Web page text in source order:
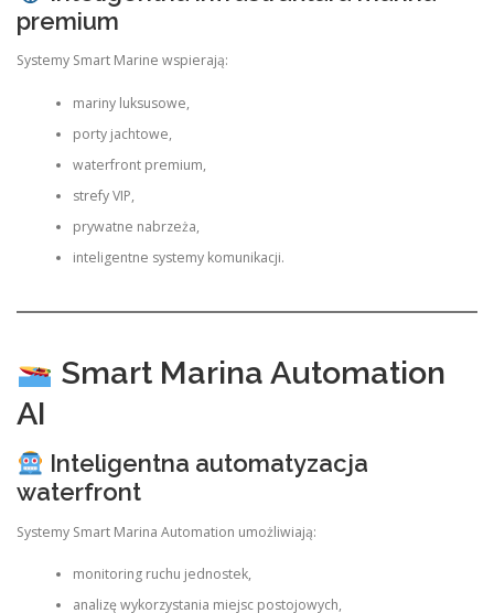
premium
Systemy Smart Marine wspierają:
mariny luksusowe,
porty jachtowe,
waterfront premium,
strefy VIP,
prywatne nabrzeża,
inteligentne systemy komunikacji.
Smart Marina Automation
AI
Inteligentna automatyzacja
waterfront
Systemy Smart Marina Automation umożliwiają:
monitoring ruchu jednostek,
analizę wykorzystania miejsc postojowych,